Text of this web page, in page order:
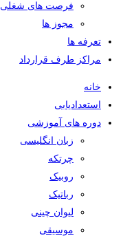
فرصت های شغلی
مجوز ها
تعرفه ها
مراکز طرف قرارداد
خانه
استعدادیابی
دوره های آموزشی
زبان انگلیسی
چرتکه
روبیک
رباتیک
لیوان چینی
موسیقی